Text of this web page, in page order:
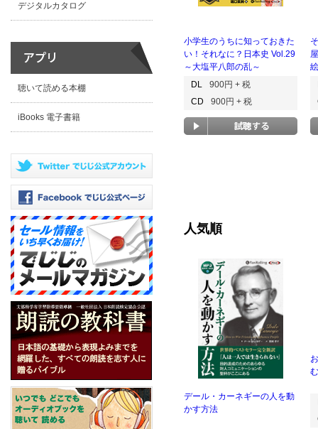
デジタルカタログ
聴いて読める本棚
iBooks 電子書籍
小学生のうちに知っておきた
い！それなに？日本史 Vol.29
～大塩平八郎の乱～
DL
900円 + 税
CD
900円 + 税
人気順
デール・カーネギーの人を動
かす方法